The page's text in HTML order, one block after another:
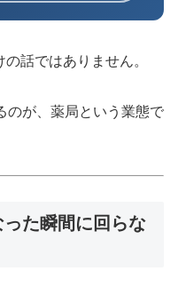
話ではありません。
のが、薬局という業態で
た瞬間に回らな